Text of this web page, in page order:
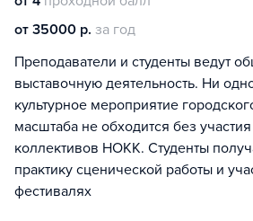
от 35000 р. за год
Преподаватели и студенты ведут
выставочную деятельность. Ни
культурное мероприятие
масштаба не обходится без
коллективов НОКК. Студенты
практику сценической работы и
фестивалях